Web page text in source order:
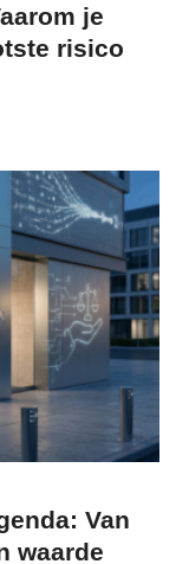
je
risico
Van
waarde